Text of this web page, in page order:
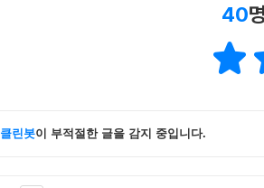
40
클린봇이 부적절한 글을 감지 중입니다.